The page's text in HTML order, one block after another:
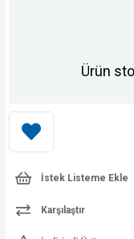
Ürün
İstek Listeme Ekle
Karşılaştır